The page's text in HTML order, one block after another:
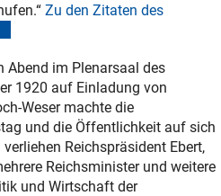
Zu den Zitaten des
Abend im Plenarsaal des
1920 auf Einladung von
Weser machte die
und die Öffentlichkeit auf sich
Reichspräsident Ebert,
Reichsminister und weitere
und Wirtschaft der